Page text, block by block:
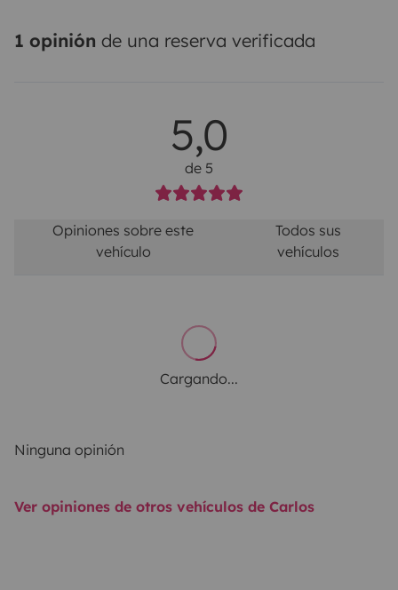
1 opinión de una reserva verificada
5,0
de 5
Opiniones sobre este
vehículo
Todos sus
vehículos
Cargando...
Ninguna opinión
Ver opiniones de otros vehículos de Carlos